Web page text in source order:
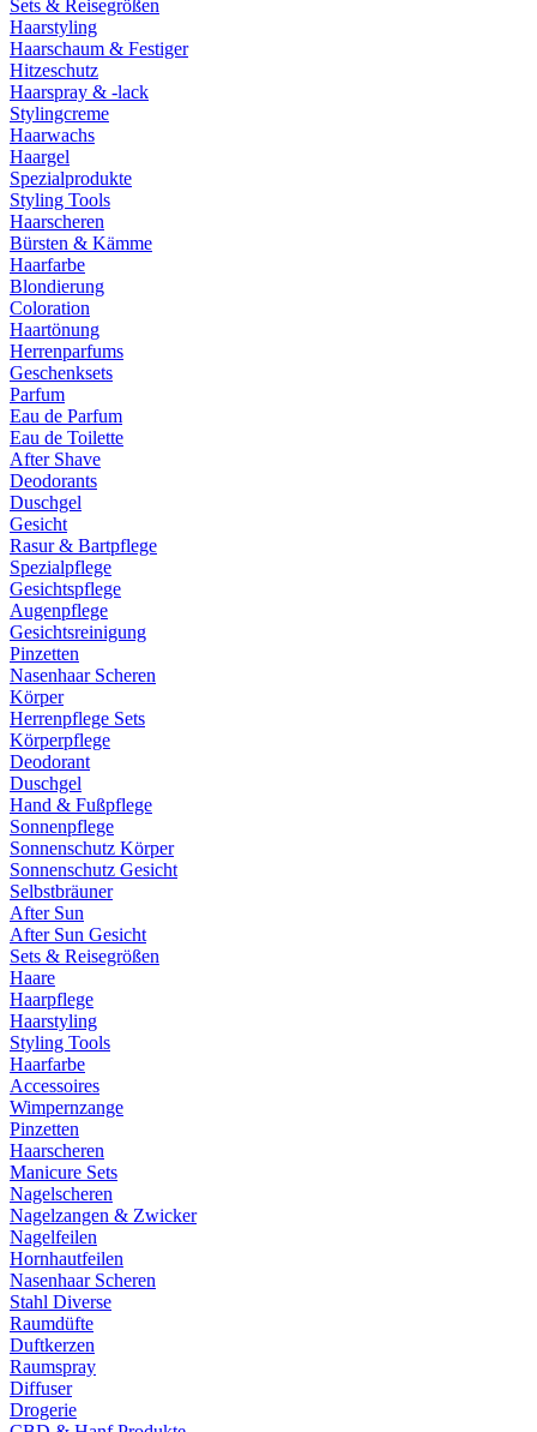
Sets & Reisegrößen
Haarstyling
Haarschaum & Festiger
Hitzeschutz
Haarspray & -lack
Stylingcreme
Haarwachs
Haargel
Spezialprodukte
Styling Tools
Haarscheren
Bürsten & Kämme
Haarfarbe
Blondierung
Coloration
Haartönung
Herrenparfums
Geschenksets
Parfum
Eau de Parfum
Eau de Toilette
After Shave
Deodorants
Duschgel
Gesicht
Rasur & Bartpflege
Spezialpflege
Gesichtspflege
Augenpflege
Gesichtsreinigung
Pinzetten
Nasenhaar Scheren
Körper
Herrenpflege Sets
Körperpflege
Deodorant
Duschgel
Hand & Fußpflege
Sonnenpflege
Sonnenschutz Körper
Sonnenschutz Gesicht
Selbstbräuner
After Sun
After Sun Gesicht
Sets & Reisegrößen
Haare
Haarpflege
Haarstyling
Styling Tools
Haarfarbe
Accessoires
Wimpernzange
Pinzetten
Haarscheren
Manicure Sets
Nagelscheren
Nagelzangen & Zwicker
Nagelfeilen
Hornhautfeilen
Nasenhaar Scheren
Stahl Diverse
Raumdüfte
Duftkerzen
Raumspray
Diffuser
Drogerie